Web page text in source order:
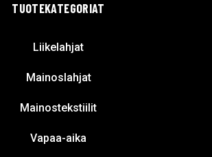
TUOTEKATEGORIAT
Liikelahjat
Mainoslahjat
Mainostekstiilit
Vapaa-aika